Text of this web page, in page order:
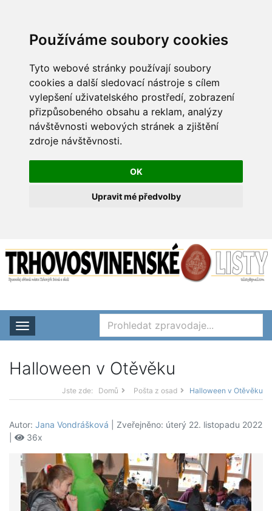
Používáme soubory cookies
Tyto webové stránky používají soubory
cookies a další sledovací nástroje s cílem
vylepšení uživatelského prostředí, zobrazení
přizpůsobeného obsahu a reklam, analýzy
návštěvnosti webových stránek a zjištění
zdroje návštěvnosti.
OK
Upravit mé předvolby
Rozbalit nabídku
Halloween v Otěvěku
Jste zde: Domů Pošta z osad Halloween v Otěvěku
Autor: Jana Vondrášková | Zveřejněno: úterý 22. listopadu 2022
36x